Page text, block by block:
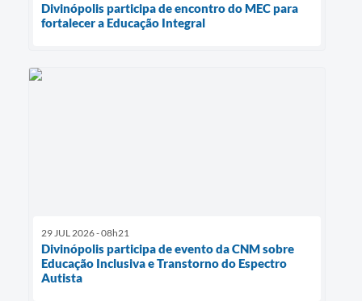
Divinópolis participa de encontro do MEC para
fortalecer a Educação Integral
29 JUL 2026 - 08h21
Divinópolis participa de evento da CNM sobre
Educação Inclusiva e Transtorno do Espectro
Autista